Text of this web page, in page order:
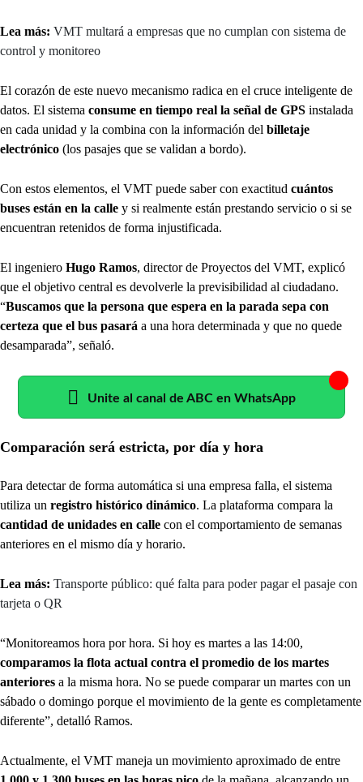
Lea más: VMT multará a empresas que no cumplan con sistema de
control y monitoreo
El corazón de este nuevo mecanismo radica en el cruce inteligente de
datos. El sistema consume en tiempo real la señal de GPS instalada
en cada unidad y la combina con la información del billetaje
electrónico (los pasajes que se validan a bordo).
Con estos elementos, el VMT puede saber con exactitud cuántos
buses están en la calle y si realmente están prestando servicio o si se
encuentran retenidos de forma injustificada.
El ingeniero Hugo Ramos, director de Proyectos del VMT, explicó
que el objetivo central es devolverle la previsibilidad al ciudadano.
“Buscamos que la persona que espera en la parada sepa con
certeza que el bus pasará a una hora determinada y que no quede
desamparada”, señaló.
Unite al canal de ABC en WhatsApp
Comparación será estricta, por día y hora
Para detectar de forma automática si una empresa falla, el sistema
utiliza un registro histórico dinámico. La plataforma compara la
cantidad de unidades en calle con el comportamiento de semanas
anteriores en el mismo día y horario.
Lea más: Transporte público: qué falta para poder pagar el pasaje con
tarjeta o QR
“Monitoreamos hora por hora. Si hoy es martes a las 14:00,
comparamos la flota actual contra el promedio de los martes
anteriores a la misma hora. No se puede comparar un martes con un
sábado o domingo porque el movimiento de la gente es completamente
diferente”, detalló Ramos.
Actualmente, el VMT maneja un movimiento aproximado de entre